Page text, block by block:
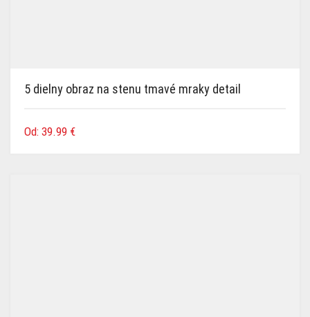
5 dielny obraz na stenu tmavé mraky detail
Od: 39.99 €